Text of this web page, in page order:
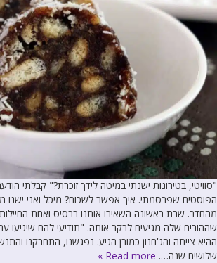
"סוויטי, בטירונות ישנתי במיטה לידך זוכרת?" קבלתי
הפוסטים שפרסמתי. איך אפשר לשכוח? מיכל ואני ישנו
מהחדר. שבת ראשונה השאירו אותנו בבסיס ואחת
שההורים שלה מגיעים לבקר אותה. "תודיעי להם שיגיעו
ההיא צייתה והג'חנון כמובן הגיע. נפגשנו, התחבקנו
שלושים שנה…. Read more »